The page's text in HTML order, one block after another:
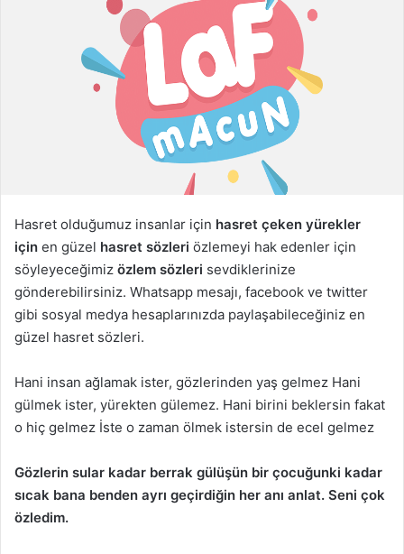
p
o
s
t
g
m
e
k
Hasret olduğumuz insanlar için hasret çeken yürekler
için en güzel hasret sözleri özlemeyi hak edenler için
söyleyeceğimiz özlem sözleri sevdiklerinize
gönderebilirsiniz. Whatsapp mesajı, facebook ve twitter
gibi sosyal medya hesaplarınızda paylaşabileceğiniz en
güzel hasret sözleri.
Hani insan ağlamak ister, gözlerinden yaş gelmez Hani
gülmek ister, yürekten gülemez. Hani birini beklersin fakat
o hiç gelmez İste o zaman ölmek istersin de ecel gelmez
Gözlerin sular kadar berrak gülüşün bir çocuğunki kadar
sıcak bana benden ayrı geçirdiğin her anı anlat. Seni çok
özledim.